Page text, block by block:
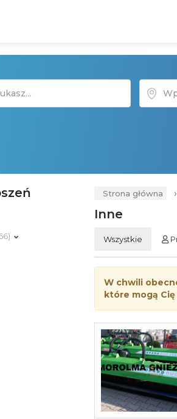
Strona główna ›
Inne
Wszystkie
W chwili
które mogą